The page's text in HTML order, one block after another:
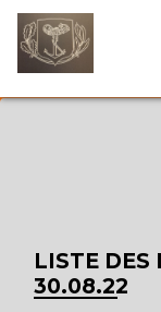
LISTE DES
30.08.22